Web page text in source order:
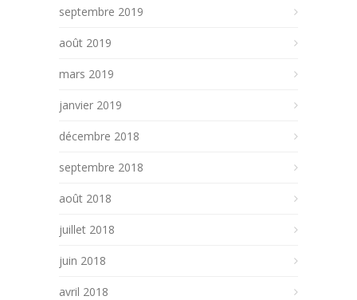
septembre 2019
août 2019
mars 2019
janvier 2019
décembre 2018
septembre 2018
août 2018
juillet 2018
juin 2018
avril 2018